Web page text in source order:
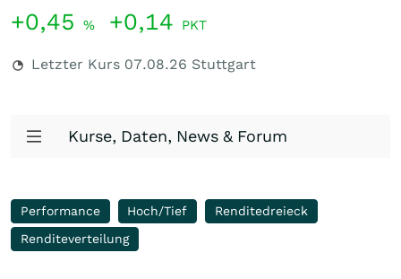
+0,45 % +0,14 PKT
Letzter Kurs 07.08.26 Stuttgart
Kurse, Daten, News & Forum
Performance Hoch/Tief
Renditedreieck
Renditeverteilung